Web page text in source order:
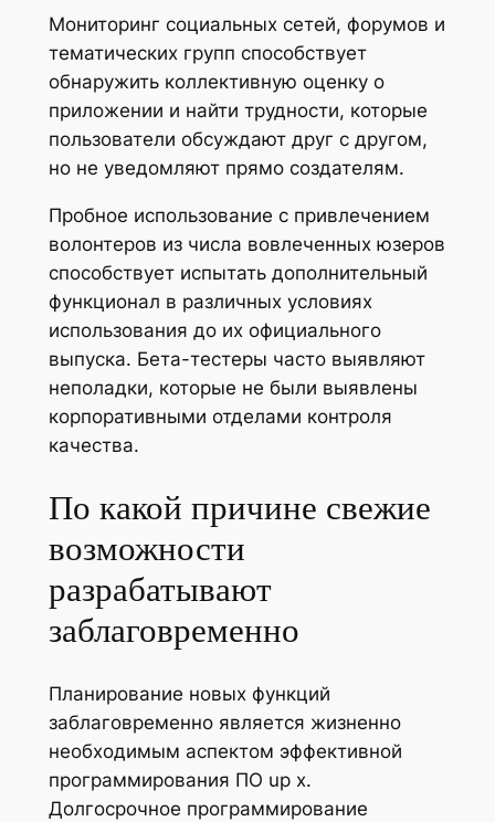
Мониторинг социальных сетей, форумов и
тематических групп способствует
обнаружить коллективную оценку о
приложении и найти трудности, которые
пользователи обсуждают друг с другом,
но не уведомляют прямо создателям.
Пробное использование с привлечением
волонтеров из числа вовлеченных юзеров
способствует испытать дополнительный
функционал в различных условиях
использования до их официального
выпуска. Бета-тестеры часто выявляют
неполадки, которые не были выявлены
корпоративными отделами контроля
качества.
По какой причине свежие
возможности
разрабатывают
заблаговременно
Планирование новых функций
заблаговременно является жизненно
необходимым аспектом эффективной
программирования ПО up x.
Долгосрочное программирование